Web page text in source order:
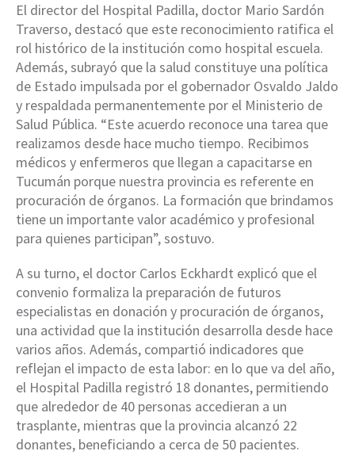
El director del Hospital Padilla, doctor Mario Sardón
Traverso, destacó que este reconocimiento ratifica el
rol histórico de la institución como hospital escuela.
Además, subrayó que la salud constituye una política
de Estado impulsada por el gobernador Osvaldo Jaldo
y respaldada permanentemente por el Ministerio de
Salud Pública. “Este acuerdo reconoce una tarea que
realizamos desde hace mucho tiempo. Recibimos
médicos y enfermeros que llegan a capacitarse en
Tucumán porque nuestra provincia es referente en
procuración de órganos. La formación que brindamos
tiene un importante valor académico y profesional
para quienes participan”, sostuvo.
A su turno, el doctor Carlos Eckhardt explicó que el
convenio formaliza la preparación de futuros
especialistas en donación y procuración de órganos,
una actividad que la institución desarrolla desde hace
varios años. Además, compartió indicadores que
reflejan el impacto de esta labor: en lo que va del año,
el Hospital Padilla registró 18 donantes, permitiendo
que alrededor de 40 personas accedieran a un
trasplante, mientras que la provincia alcanzó 22
donantes, beneficiando a cerca de 50 pacientes.